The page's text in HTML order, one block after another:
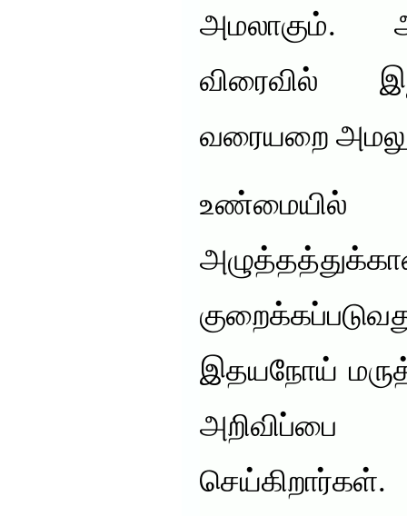
அமலாகும்.
விரைவில்
வரையறை
இதயநோய்
செய்கிறார்கள்.